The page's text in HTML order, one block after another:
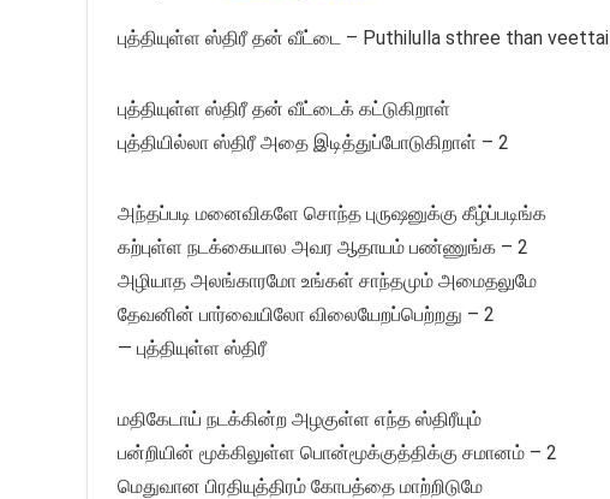
புத்தியுள்ள ஸ்திரீ தன் வீட்டை – Puthilulla sthree than veettai
புத்தியுள்ள ஸ்திரீ தன் வீட்டைக் கட்டுகிறாள்
புத்தியில்லா ஸ்திரீ அதை இடித்துப்போடுகிறாள் – 2
அந்தப்படி மனைவிகளே சொந்த புருஷனுக்கு கீழ்ப்படிங்க
கற்புள்ள நடக்கையால அவர ஆதாயம் பண்ணுங்க – 2
அழியாத அலங்காரமோ உங்கள் சாந்தமும் அமைதலுமே
தேவனின் பார்வையிலோ விலையேறப்பெற்றது – 2
— புத்தியுள்ள ஸ்திரீ
மதிகேடாய் நடக்கின்ற அழகுள்ள எந்த ஸ்திரீயும்
பன்றியின் மூக்கிலுள்ள பொன்மூக்குத்திக்கு சமானம் – 2
மெதுவான பிரதியுத்திரம் கோபத்தை மாற்றிடுமே